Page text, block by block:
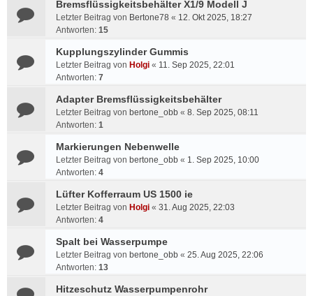
Bremsflüssigkeitsbehälter X1/9 Modell J
Letzter Beitrag von Bertone78 « 12. Okt 2025, 18:27
Antworten: 15
Kupplungszylinder Gummis
Letzter Beitrag von Holgi « 11. Sep 2025, 22:01
Antworten: 7
Adapter Bremsflüssigkeitsbehälter
Letzter Beitrag von bertone_obb « 8. Sep 2025, 08:11
Antworten: 1
Markierungen Nebenwelle
Letzter Beitrag von bertone_obb « 1. Sep 2025, 10:00
Antworten: 4
Lüfter Kofferraum US 1500 ie
Letzter Beitrag von Holgi « 31. Aug 2025, 22:03
Antworten: 4
Spalt bei Wasserpumpe
Letzter Beitrag von bertone_obb « 25. Aug 2025, 22:06
Antworten: 13
Hitzeschutz Wasserpumpenrohr